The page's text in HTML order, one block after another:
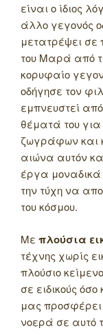
είναι ο ίδιος
άλλο γεγονός
μετατρέψει σε
του Μαρά από
κορυφαίο
οδήγησε τον
εμπνευστεί
θέματά του
ζωγράφων και
αιώνα αυτόν
έργα μοναδικά
την τύχη να
του κόσμου.
Με πλούσια
τέχνης χωρίς
πλούσιο
σε ειδικούς
μας προσφέρει
νοερά σε αυτό